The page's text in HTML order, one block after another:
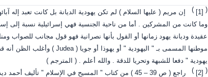
(
[1]
)
إن مريم ( عليها السلام ) لم تكن يهودية الديانة بل كانت تعبد إله
وما كانت من المشركين . أما من ناحية الجنسية فهي إسرائيلية نسبة إلى
عقيدة وديانة يهود زمانها أو القول بأنها نصرانية فهو قول مجانب للصواب
موطنها المسمى بـ " اليهودية " أو يهوذا أو جويا ( Judea )
وأغلب الظن أنه
يهودية " دفعا للشبهة وتحريا للدقة . والله أعلم . ( المترجم )
(
[2]
)
راجع ( ص 39 – 45 ) من كتاب " المسيح في الإسلام "